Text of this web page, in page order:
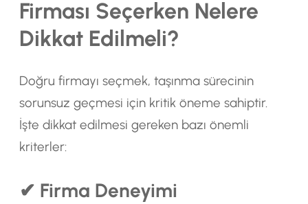
Firması Seçerken Nelere
Dikkat Edilmeli?
Doğru firmayı seçmek, taşınma sürecinin
sorunsuz geçmesi için kritik öneme sahiptir.
İşte dikkat edilmesi gereken bazı önemli
kriterler:
✔ Firma Deneyimi